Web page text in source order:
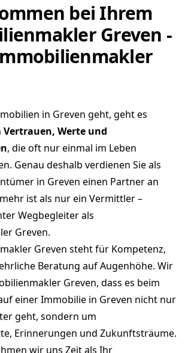
bei Ihrem
Greven -
in Greven geht, geht es
Vertrauen, Werte und
, die oft nur einmal im Leben
Genau deshalb verdienen Sie als
in Greven einen Partner an
ist als nur ein Vermittler –
Wegbegleiter als
Greven.
Greven steht für Kompetenz,
Beratung auf Augenhöhe. Wir
Greven, dass es beim
einer Immobilie in Greven nicht nur
geht, sondern um
Erinnerungen und Zukunftsträume.
wir uns Zeit als Ihr